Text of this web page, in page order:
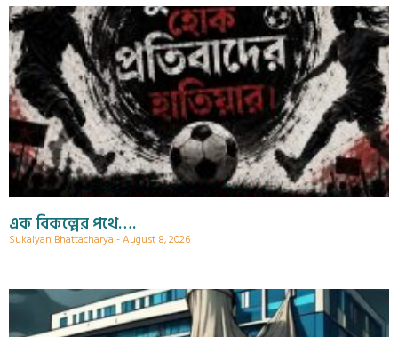
এক বিকল্পের পথে….
Sukalyan Bhattacharya August 8, 2026